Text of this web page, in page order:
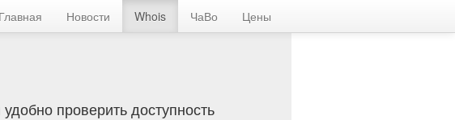
Главная Новости Whois ЧаВо Цены
проверить доступность